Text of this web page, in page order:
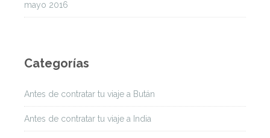
mayo 2016
Categorías
Antes de contratar tu viaje a Bután
Antes de contratar tu viaje a India